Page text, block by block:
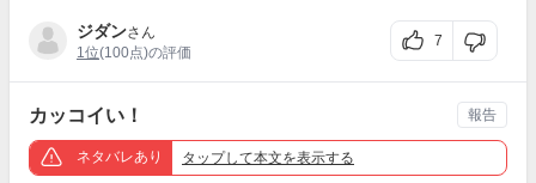
ジダンさん
1位(100点)の評価
7
カッコイい！
ネタバレあり タップして本文を表示する
報告